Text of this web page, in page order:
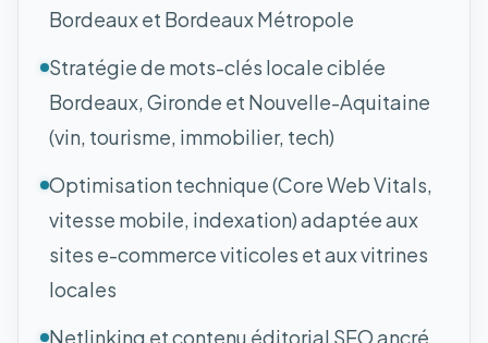
Bordeaux et Bordeaux Métropole
Stratégie de mots-clés locale ciblée
Bordeaux, Gironde et Nouvelle-Aquitaine
(vin, tourisme, immobilier, tech)
Optimisation technique (Core Web Vitals,
vitesse mobile, indexation) adaptée aux
sites e-commerce viticoles et aux vitrines
locales
Netlinking et contenu éditorial SEO ancré